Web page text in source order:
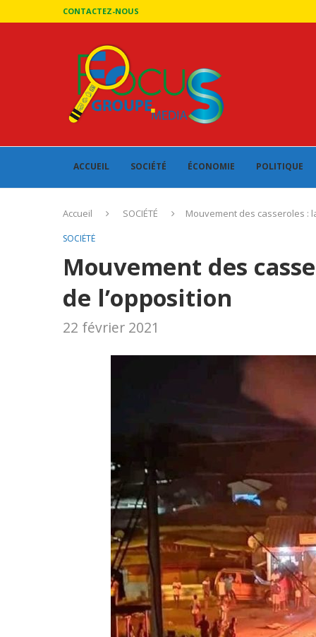
CONTACTEZ-NOUS
ACCUEIL SOCIÉTÉ ÉCONOMIE POLITIQUE
Accueil SOCIÉTÉ Mouvement des casseroles :
SOCIÉTÉ
Mouvement des
de l’opposition
22 février 2021